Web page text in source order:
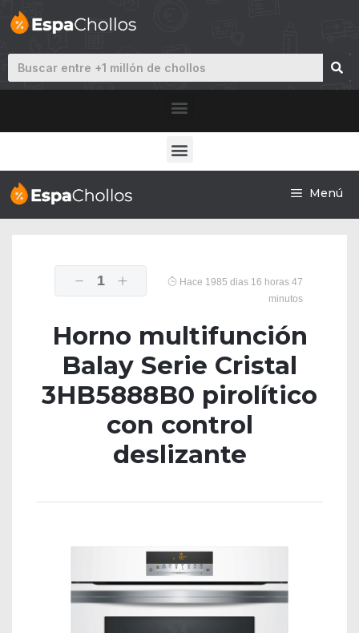
Menú
1
Hace 1985 dias 16 horas 47
minutos
Horno multifunción
Balay Serie Cristal
3HB5888B0 pirolítico
con control
deslizante